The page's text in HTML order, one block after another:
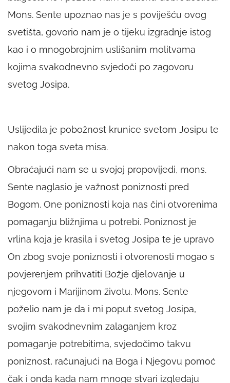
Mons. Sente upoznao nas je s poviješću ovog
svetišta, govorio nam je o tijeku izgradnje istog
kao i o mnogobrojnim uslišanim molitvama
kojima svakodnevno svjedoči po zagovoru
svetog Josipa.
Uslijedila je pobožnost krunice svetom Josipu te
nakon toga sveta misa.
Obraćajući nam se u svojoj propovijedi, mons.
Sente naglasio je važnost poniznosti pred
Bogom. One poniznosti koja nas čini otvorenima
pomaganju bližnjima u potrebi. Poniznost je
vrlina koja je krasila i svetog Josipa te je upravo
On zbog svoje poniznosti i otvorenosti mogao s
povjerenjem prihvatiti Božje djelovanje u
njegovom i Marijinom životu. Mons. Sente
poželio nam je da i mi poput svetog Josipa,
svojim svakodnevnim zalaganjem kroz
pomaganje potrebitima, svjedočimo takvu
poniznost, računajući na Boga i Njegovu pomoć
čak i onda kada nam mnoge stvari izgledaju